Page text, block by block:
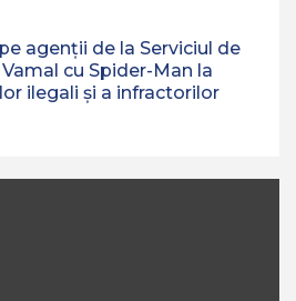
agenții de la Serviciul de
cu Spider-Man la
ilegali și a infractorilor